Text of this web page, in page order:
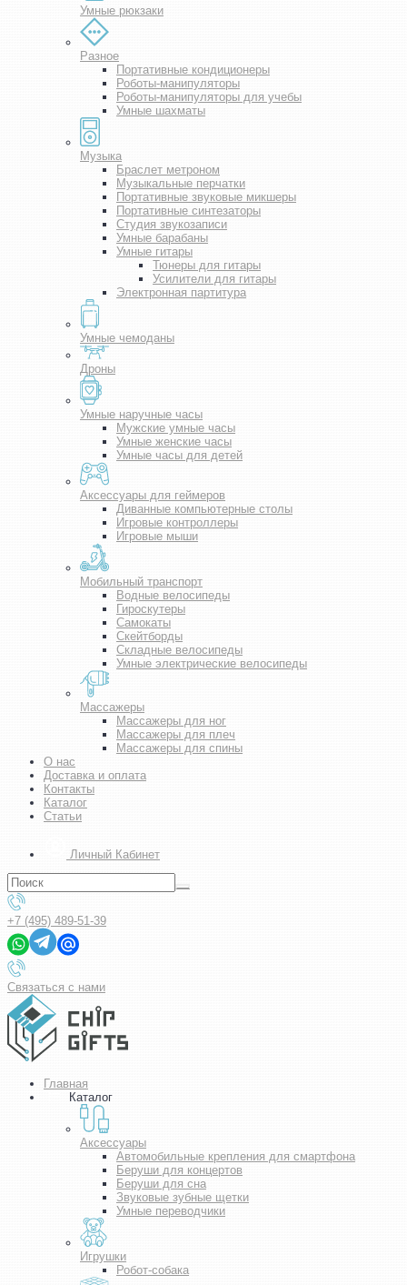
Умные рюкзаки
Разное
Портативные кондиционеры
Роботы-манипуляторы
Роботы-манипуляторы для учебы
Умные шахматы
Музыка
Браслет метроном
Музыкальные перчатки
Портативные звуковые микшеры
Портативные синтезаторы
Студия звукозаписи
Умные барабаны
Умные гитары
Тюнеры для гитары
Усилители для гитары
Электронная партитура
Умные чемоданы
Дроны
Умные наручные часы
Мужские умные часы
Умные женские часы
Умные часы для детей
Аксессуары для геймеров
Диванные компьютерные столы
Игровые контроллеры
Игровые мыши
Мобильный транспорт
Водные велосипеды
Гироскутеры
Самокаты
Скейтборды
Складные велосипеды
Умные электрические велосипеды
Массажеры
Массажеры для ног
Массажеры для плеч
Массажеры для спины
О нас
Доставка и оплата
Контакты
Каталог
Статьи
Личный Кабинет
+7 (495) 489-51-39
Связаться с нами
Главная
Каталог
Аксессуары
Автомобильные крепления для смартфона
Беруши для концертов
Беруши для сна
Звуковые зубные щетки
Умные переводчики
Игрушки
Робот-собака